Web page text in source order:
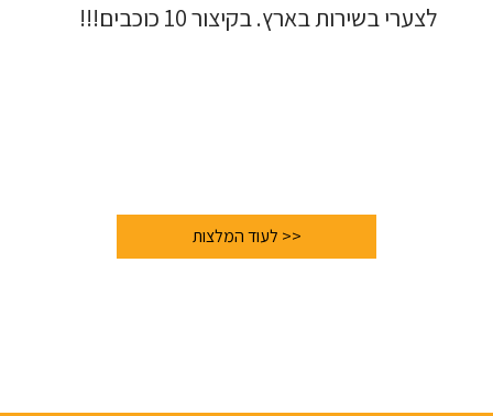
לצערי בשירות בארץ. בקיצור 10 כוכבים!!!
<< לעוד המלצות